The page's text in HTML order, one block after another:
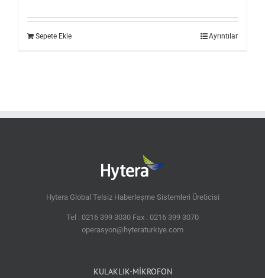
Sepete Ekle Ayrıntılar
Hytera Global Telsiz Haberleşme Sistemleri Üreticisi
Tel : 0216 399 3030 Fax : 0216 399 3070
operasyon@hyteraturkiye.com
KULAKLIK-MİKROFON